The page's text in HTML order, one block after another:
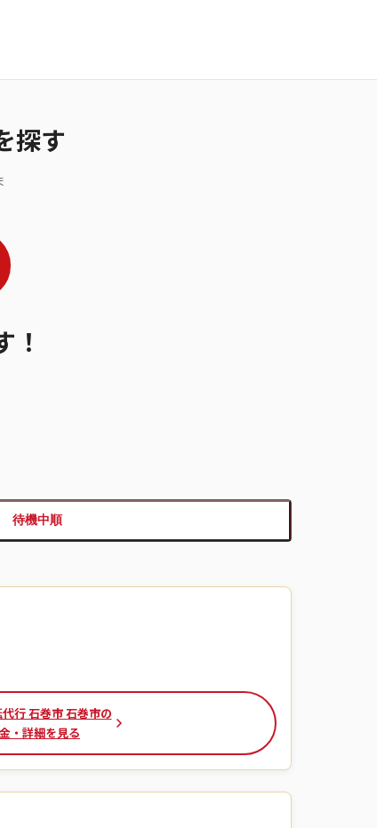
探す
待機中順
行 石巻市 石巻市の
・詳細を見る